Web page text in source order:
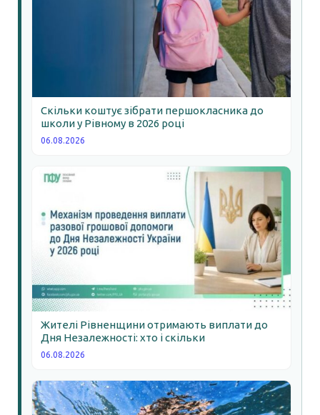
Скільки коштує зібрати першокласника до
школи у Рівному в 2026 році
06.08.2026
Жителі Рівненщини отримають виплати до
Дня Незалежності: хто і скільки
06.08.2026